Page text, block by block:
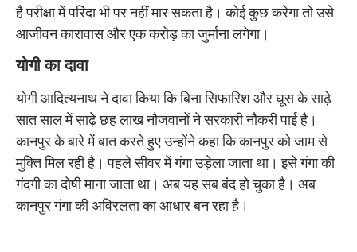
है परीक्षा में परिंदा भी पर नहीं मार सकता है। कोई कुछ करेगा तो उसे
आजीवन कारावास और एक करोड़ का जुर्माना लगेगा।
योगी का दावा
योगी आदित्यनाथ ने दावा किया कि बिना सिफारिश और घूस के साढ़े
सात साल में साढ़े छह लाख नौजवानों ने सरकारी नौकरी पाई है।
कानपुर के बारे में बात करते हुए उन्होंने कहा कि कानपुर को जाम से
मुक्ति मिल रही है। पहले सीवर में गंगा उड़ेला जाता था। इसे गंगा की
गंदगी का दोषी माना जाता था। अब यह सब बंद हो चुका है। अब
कानपुर गंगा की अविरलता का आधार बन रहा है।